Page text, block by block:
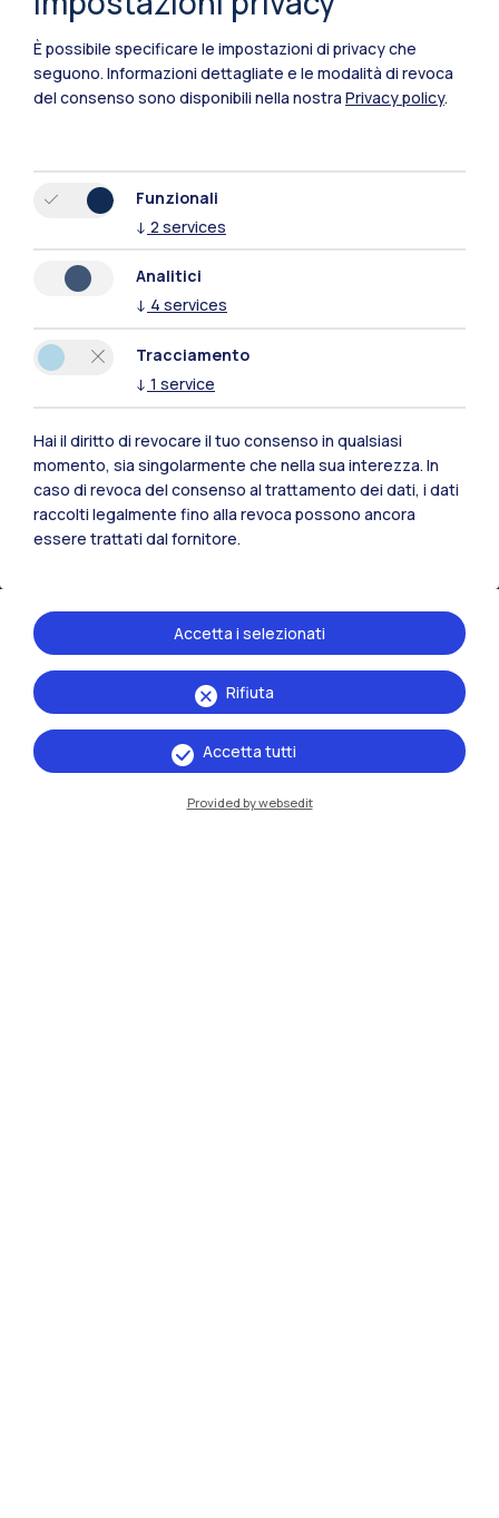
Polimi Community
Tutti i siti dell’ecosistema
Residenze Frontiere
È possibile specificare le impostazioni di privacy che
seguono. Informazioni dettagliate e le modalità di revoca
del consenso sono disponibili nella nostra Privacy policy.
Funzionali
↓ 2 services
Analitici
↓ 4 services
Tracciamento
↓ 1 service
Hai il diritto di revocare il tuo consenso in qualsiasi
momento, sia singolarmente che nella sua interezza. In
caso di revoca del consenso al trattamento dei dati, i dati
raccolti legalmente fino alla revoca possono ancora
essere trattati dal fornitore.
Rifiuta
Accetta i selezionati
Accetta tutti
Provided by websedit